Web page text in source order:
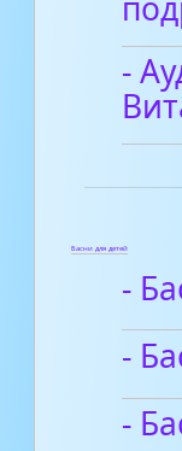
-
Басни для детей
-
-
-